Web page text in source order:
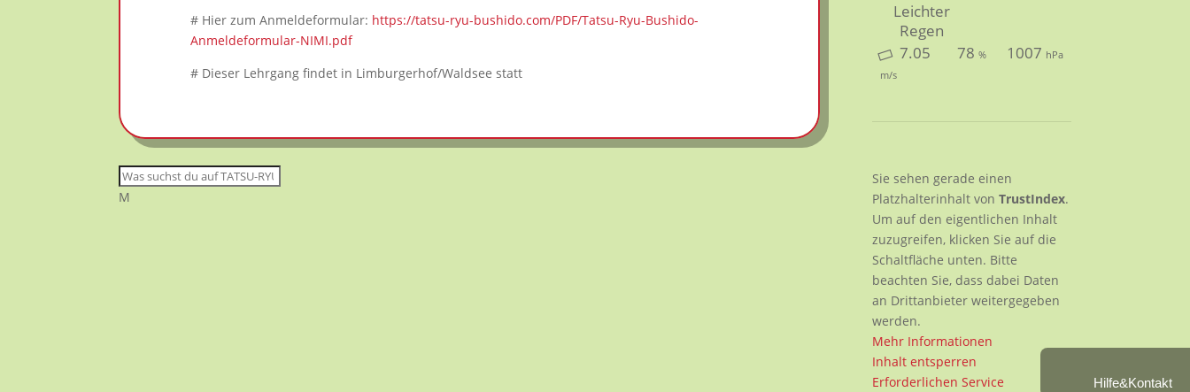
# Hier zum Anmeldeformular: https://tatsu-ryu-bushido.com/PDF/Tatsu-Ryu-Bushido-
Anmeldeformular-NIMI.pdf
# Dieser Lehrgang findet in Limburgerhof/Waldsee statt
M
Leichter
Regen
7.05
m/s
78 % 1007 hPa
Sie sehen gerade einen
Platzhalterinhalt vonTrustIndex.
Um auf den eigentlichen Inhalt
zuzugreifen, klicken Sie auf die
Schaltfläche unten. Bitte
beachten Sie, dass dabei Daten
an Drittanbieter weitergegeben
werden.
Mehr Informationen
Inhalt entsperren
Erforderlichen Service
Hilfe&Kontakt